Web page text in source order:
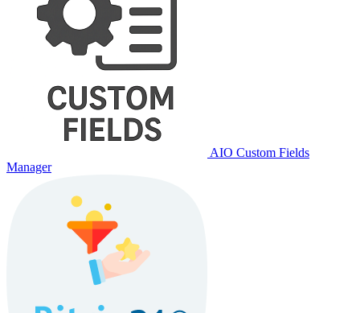
AIO Custom Fields
Manager